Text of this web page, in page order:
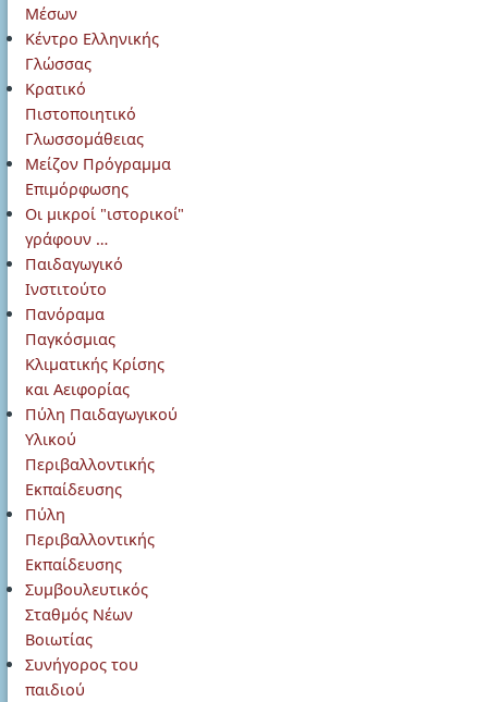
Μέσων
Κέντρο Ελληνικής
Γλώσσας
Κρατικό
Πιστοποιητικό
Γλωσσομάθειας
Μείζον Πρόγραμμα
Επιμόρφωσης
Οι μικροί "ιστορικοί"
γράφουν …
Παιδαγωγικό
Ινστιτούτο
Πανόραμα
Παγκόσμιας
Κλιματικής Κρίσης
και Αειφορίας
Πύλη Παιδαγωγικού
Υλικού
Περιβαλλοντικής
Εκπαίδευσης
Πύλη
Περιβαλλοντικής
Εκπαίδευσης
Συμβουλευτικός
Σταθμός Νέων
Βοιωτίας
Συνήγορος του
παιδιού